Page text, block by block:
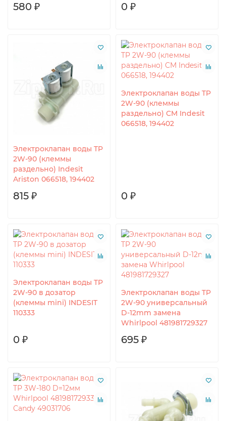
580 ₽ 0 ₽
Электроклапан воды TP
2W-90 (клеммы
раздельно) Indesit
Ariston 066518, 194402
815 ₽
Электроклапан воды TP
2W-90 (клеммы
раздельно) СМ Indesit
066518, 194402
0 ₽
Электроклапан воды TP
2W-90 в дозатор
(клеммы mini) INDESIT
110333
0 ₽
Электроклапан воды TP
2W-90 универсальный
D-12mm замена
Whirlpool 481981729327
695 ₽